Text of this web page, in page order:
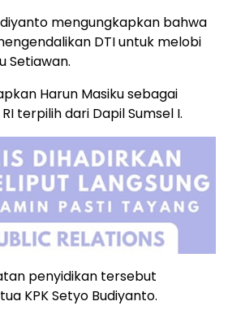
mengungkapkan bahwa
DTI untuk melobi
Setiawan.
Harun Masiku sebagai
terpilih dari Dapil Sumsel I.
penyidikan tersebut
KPK Setyo Budiyanto.